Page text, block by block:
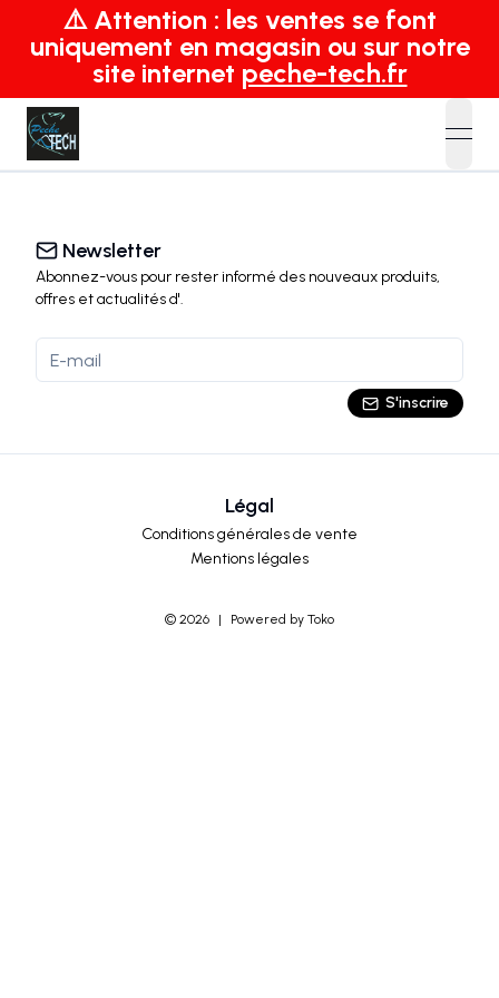
⚠️ Attention : les ventes se font
uniquement en magasin ou sur notre
site internet peche-tech.fr
Newsletter
Abonnez-vous pour rester informé des nouveaux produits,
offres et actualitésd'.
S'inscrire
Légal
Conditions générales de vente
Mentions légales
© 2026 | Powered by Toko